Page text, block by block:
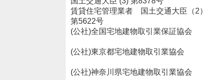
賃貸住宅管理業者 国土交通大臣（2）
第5622号
(公社)全国宅地建物取引業保証協会
(公社)東京都宅地建物取引業協会
(公社)神奈川県宅地建物取引業協会